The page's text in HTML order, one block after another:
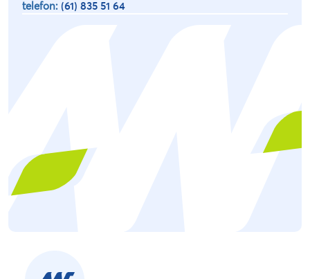
telefon: (61) 835 51 64